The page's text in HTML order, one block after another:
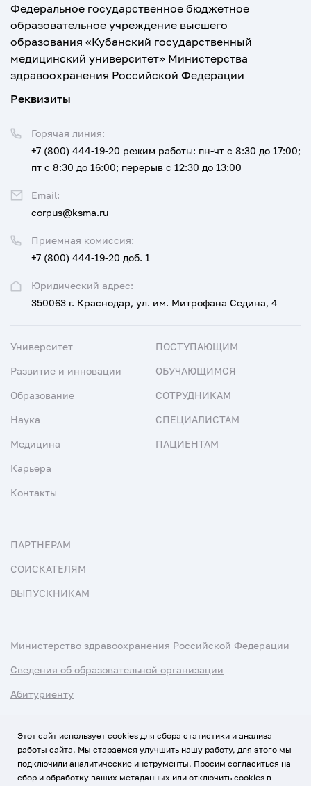
Федеральное государственное бюджетное
образовательное учреждение высшего
образования «Кубанский государственный
медицинский университет» Министерства
здравоохранения Российской Федерации
Реквизиты
Юридический адрес:
350063 г. Краснодар, ул. им. Митрофана Седина, 4
Приемная комиссия:
+7 (800) 444-19-20 доб. 1
Горячая линия:
+7 (800) 444-19-20 режим работы: пн-чт с 8:30 до 17:00;
пт с 8:30 до 16:00; перерыв с 12:30 до 13:00
Email:
corpus@ksma.ru
Университет
Развитие и инновации
Образование
Наука
Медицина
Карьера
Контакты
ПОСТУПАЮЩИМ
ОБУЧАЮЩИМСЯ
СОТРУДНИКАМ
СПЕЦИАЛИСТАМ
ПАЦИЕНТАМ
ПАРТНЕРАМ
СОИСКАТЕЛЯМ
ВЫПУСКНИКАМ
Министерство здравоохранения Российской Федерации
Сведения об образовательной организации
Абитуриенту
Политика обработки персональных данных
Этот сайт использует cookies для сбора статистики и анализа
работы сайта. Мы стараемся улучшить нашу работу, для этого мы
подключили аналитические инструменты. Просим согласиться на
сбор и обработку ваших метаданных или отключить cookies в